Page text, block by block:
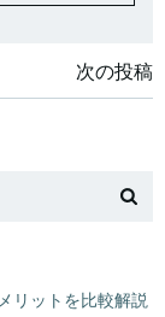
次の投稿
リットを比較解説